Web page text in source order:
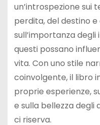
un’introspezione sui
perdita, del destino
sull’importanza
questi possano
vita. Con uno stile
coinvolgente, il libro
proprie esperienze,
e sulla bellezza
ci riserva.